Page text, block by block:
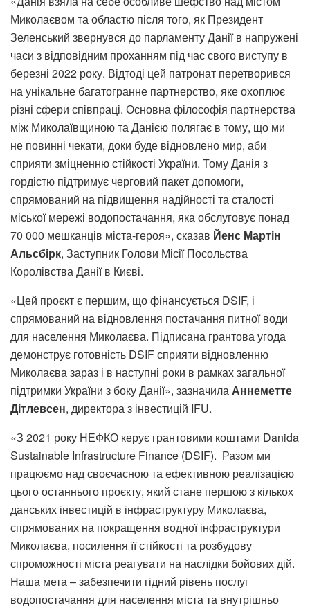
Миколаєвом та областю після того, як Президент
Зеленський звернувся до парламенту Данії в напружені
часи з відповідним проханням під час свого виступу в
березні 2022 року. Відтоді цей патронат перетворився
на унікальне багатогранне партнерство, яке охоплює
різні сфери співпраці. Основна філософія партнерства
між Миколаївщиною та Данією полягає в тому, що ми
не повинні чекати, доки буде відновлено мир, аби
сприяти зміцненню стійкості України. Тому Данія з
гордістю підтримує черговий пакет допомоги,
спрямований на підвищення надійності та сталості
міської мережі водопостачання, яка обслуговує понад
70 000 мешканців міста-героя», сказав Йенс Мартін
Альсбірк, Заступник Голови Місії Посольства
Королівства Данії в Києві.
«Цей проєкт є першим, що фінансується DSIF, і
спрямований на відновлення постачання питної води
для населення Миколаєва. Підписана грантова угода
демонструє готовність DSIF сприяти відновленню
Миколаєва зараз і в наступні роки в рамках загальної
підтримки України з боку Данії», зазначилаАннеметте
Дітлевсен, директора з інвестицій IFU.
«З 2021 року НЕФКО керує грантовими коштами Danida
Sustainable Infrastructure Finance (DSIF). Разом ми
працюємо над своєчасною та ефективною реалізацією
цього останнього проєкту, який стане першою з кількох
данських інвестицій в інфраструктуру Миколаєва,
спрямованих на покращення водної інфраструктури
Миколаєва, посилення її стійкості та розбудову
спроможності міста реагувати на наслідки бойових дій.
Наша мета – забезпечити гідний рівень послуг
водопостачання для населення міста та внутрішньо